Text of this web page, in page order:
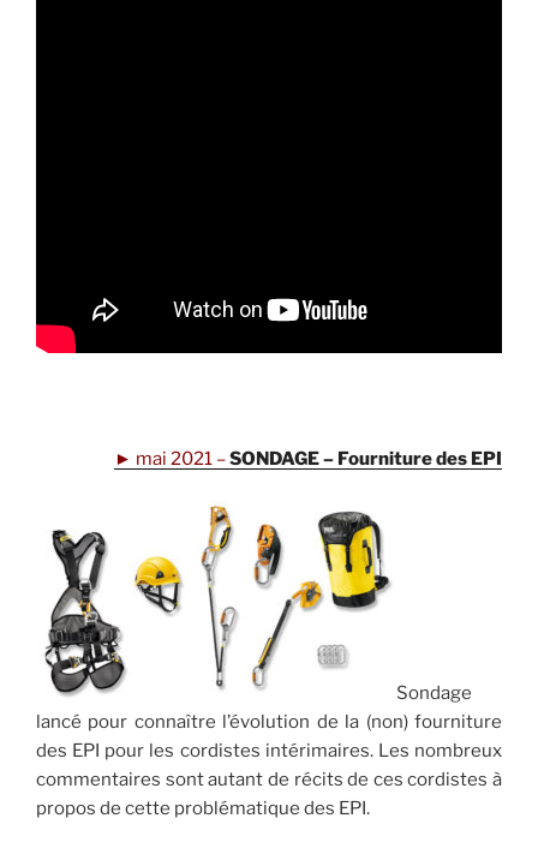
► mai 2021 –SONDAGE – Fourniture des EPI
Sondage
lancé pour connaître l’évolution de la (non) fourniture
des EPI pour les cordistes intérimaires. Les nombreux
commentaires sont autant de récits de ces cordistes à
propos de cette problématique des EPI.